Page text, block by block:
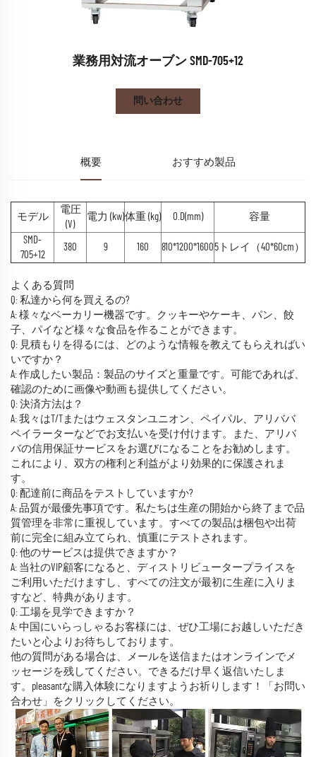
業務用対流オーブン SMD-705+12
問い合わせ
概要 おすすめ製品
モデル
電圧
(V)
電力 (kw)体重 (kg) O.D(mm) 容量
SMD-
705+12
380 9 160 810*1200*16005トレイ（40*60cm）
よくある質問
Q: 私達から何を買えるの?
A: 様々なベーカリー機器です。クッキーやケーキ、パン、餃
子、パイなど様々な食品を作ることができます。
Q: 見積もりを得るには、どのような情報を教えてもらえればい
いですか？
A: 作成したい製品：製品のサイズと重量です。可能であれば、
確認のために画像や動画も提供してください。
Q: 決済方法は？
A: 我々はT/Tまたはウェスタンユニオン、ペイパル、アリババ
ペイラーターなどでお支払いを受け付けます。また、アリバ
バの信用保証サービスをお選びになることをお勧めします。
これにより、双方の権利と利益がより効果的に保護されま
す。
Q: 配達前に商品をテストしていますか?
A: 品質が最優先事項です。私たちは生産の開始から終了まで品
質管理を非常に重視しています。すべての製品は梱包や出荷
前に完全に組み立てられ、慎重にテストされます。
Q: 他のサービスは提供できますか？
A: 当社のVIP顧客になると、ディストリビュータープライスを
ご利用いただけますし、すべての注文が最初に生産に入りま
すなど、特典があります。
Q: 工場を見学できますか？
A: 中国にいらっしゃるお客様には、ぜひ工場にお越しいただき
たいと心よりお待ちしております。
他の質問がある場合は、メールを送信またはオンラインでメ
ッセージを残してください。できるだけ早く返信いたしま
す。pleasantな購入体験になりますようお祈りします！「お問い
合わせ」をクリックしてください。